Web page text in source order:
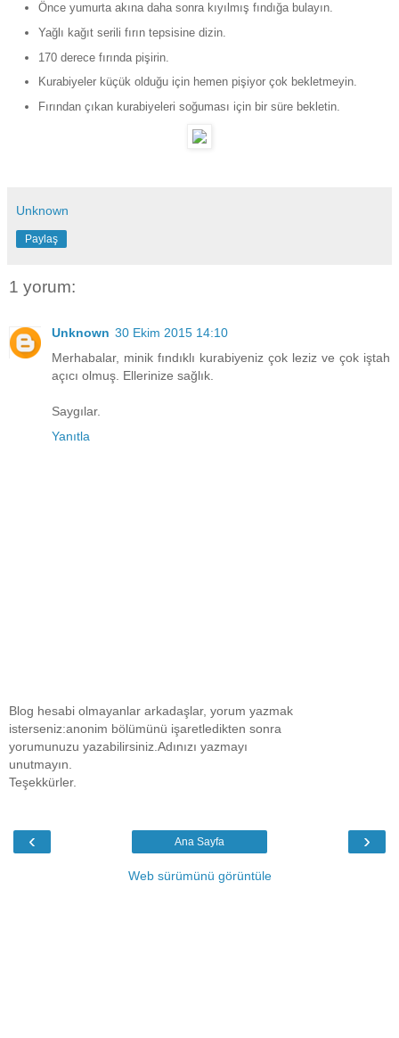
Önce yumurta akına daha sonra kıyılmış fındığa bulayın.
Yağlı kağıt serili fırın tepsisine dizin.
170 derece fırında pişirin.
Kurabiyeler küçük olduğu için hemen pişiyor çok bekletmeyin.
Fırından çıkan kurabiyeleri soğuması için bir süre bekletin.
Unknown
Paylaş
1 yorum:
Unknown 30 Ekim 2015 14:10
Merhabalar, minik fındıklı kurabiyeniz çok leziz ve çok iştah
açıcı olmuş. Ellerinize sağlık.
Saygılar.
Yanıtla
Blog hesabi olmayanlar arkadaşlar, yorum yazmak
isterseniz:anonim bölümünü işaretledikten sonra
yorumunuzu yazabilirsiniz.Adınızı yazmayı
unutmayın.
Teşekkürler.
‹ ›
Ana Sayfa
Web sürümünü görüntüle